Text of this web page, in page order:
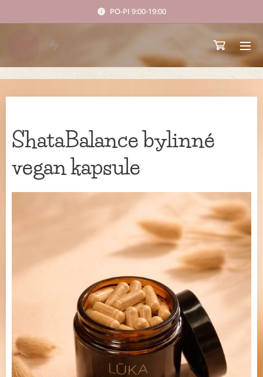
PO-PI 9:00-19:00
bg
ShataBalance bylinné
vegan kapsule